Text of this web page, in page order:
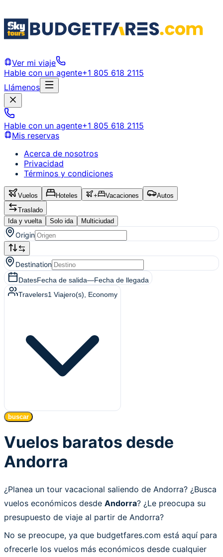
Ver mi viaje
Hable con un agente+1 805 618 2115
Llámenos
Hable con un agente+1 805 618 2115
Mis reservas
Acerca de nosotros
Privacidad
Términos y condiciones
Vuelos Hoteles + Vacaciones
Autos
Traslado
Ida y vuelta
Solo ida Multiciudad
Origin
Destination
DatesFecha de salida—Fecha de llegada
Travelers1 Viajero(s) , Economy
buscar
Vuelos baratos desde
Andorra
¿Planea un tour vacacional saliendo de Andorra? ¿Busca
vuelos económicos desde Andorra? ¿Le preocupa su
presupuesto de viaje al partir de Andorra?
No se preocupe, ya que budgetfares.com está aquí para
ofrecerle los vuelos más económicos desde cualquier